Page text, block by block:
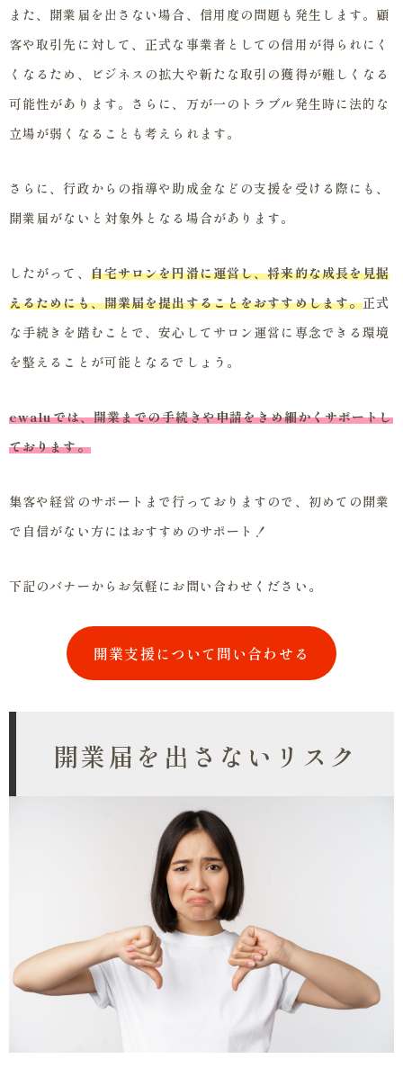
また、開業届を出さない場合、信用度の問題も発生します。顧
客や取引先に対して、正式な事業者としての信用が得られにく
くなるため、ビジネスの拡大や新たな取引の獲得が難しくなる
可能性があります。さらに、万が一のトラブル発生時に法的な
立場が弱くなることも考えられます。
さらに、行政からの指導や助成金などの支援を受ける際にも、
開業届がないと対象外となる場合があります。
したがって、 自宅サロンを円滑に運営し、将来的な成長を見据
えるためにも、開業届を提出することをおすすめします。正式
な手続きを踏むことで、安心してサロン運営に専念できる環境
を整えることが可能となるでしょう。
ewaluでは、開業までの手続きや申請をきめ細かくサポートし
ております。
集客や経営のサポートまで行っておりますので、初めての開業
で自信がない方にはおすすめのサポート！
下記のバナーからお気軽にお問い合わせください。
開業支援について問い合わせる
開業届を出さないリスク